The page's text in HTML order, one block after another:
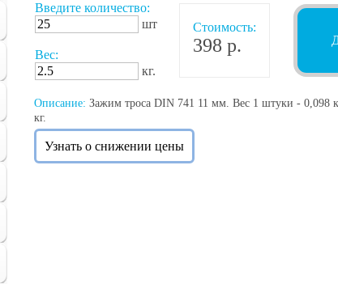
Введите количество:
шт
Вес:
кг.
Стоимость:
398 р.
Описание: Зажим троса DIN 741 11 мм. Вес 1 штуки - 0,098
кг.
Узнать о снижении цены